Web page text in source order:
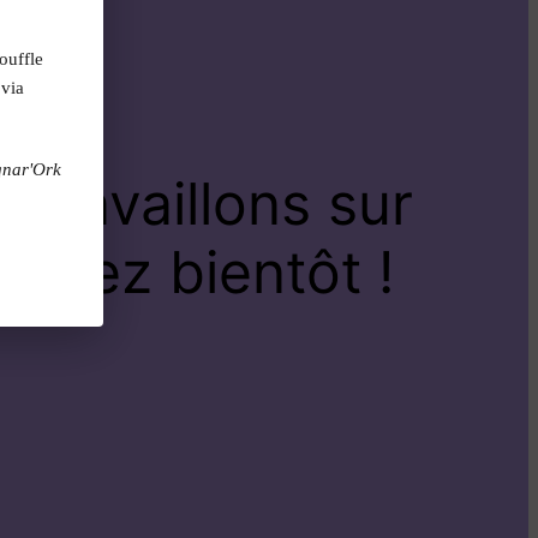
travaillons sur
bientôt !